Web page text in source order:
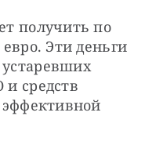
получить по
Эти деньги
средств